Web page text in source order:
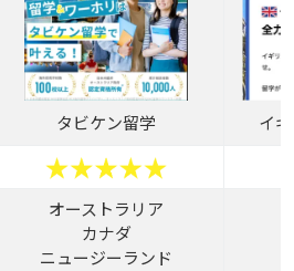
タビケン留学 イ
オーストラリア
カナダ
ニュージーランド